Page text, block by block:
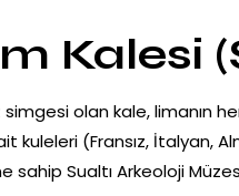
Kalesi
simgesi olan kale, limanın
ait kuleleri (Fransız,
Sualtı Arkeoloji